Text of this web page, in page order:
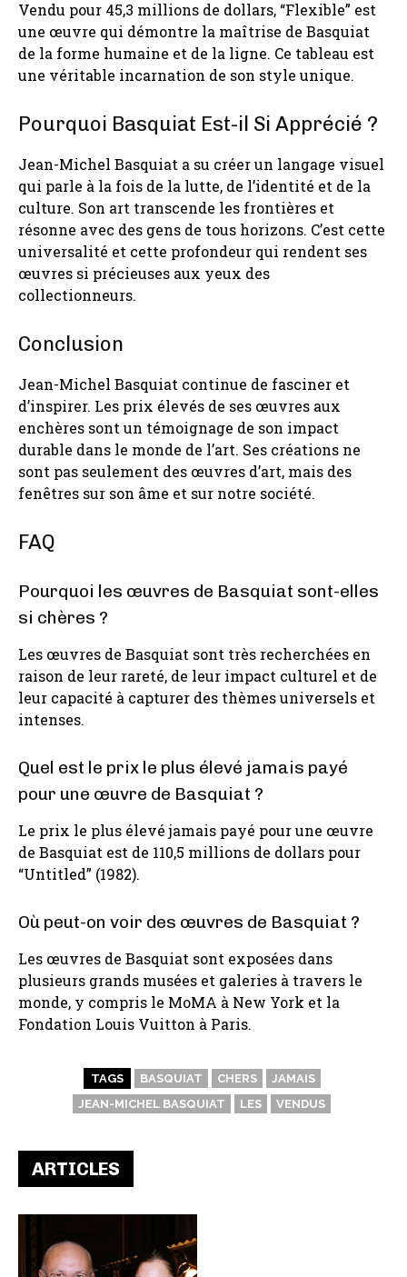
Vendu pour 45,3 millions de dollars, “Flexible” est
une œuvre qui démontre la maîtrise de Basquiat
de la forme humaine et de la ligne. Ce tableau est
une véritable incarnation de son style unique.
Pourquoi Basquiat Est-il Si Apprécié ?
Jean-Michel Basquiat a su créer un langage visuel
qui parle à la fois de la lutte, de l’identité et de la
culture. Son art transcende les frontières et
résonne avec des gens de tous horizons. C’est cette
universalité et cette profondeur qui rendent ses
œuvres si précieuses aux yeux des
collectionneurs.
Conclusion
Jean-Michel Basquiat continue de fasciner et
d’inspirer. Les prix élevés de ses œuvres aux
enchères sont un témoignage de son impact
durable dans le monde de l’art. Ses créations ne
sont pas seulement des œuvres d’art, mais des
fenêtres sur son âme et sur notre société.
FAQ
Pourquoi les œuvres de Basquiat sont-elles
si chères ?
Les œuvres de Basquiat sont très recherchées en
raison de leur rareté, de leur impact culturel et de
leur capacité à capturer des thèmes universels et
intenses.
Quel est le prix le plus élevé jamais payé
pour une œuvre de Basquiat ?
Le prix le plus élevé jamais payé pour une œuvre
de Basquiat est de 110,5 millions de dollars pour
“Untitled” (1982).
Où peut-on voir des œuvres de Basquiat ?
Les œuvres de Basquiat sont exposées dans
plusieurs grands musées et galeries à travers le
monde, y compris le MoMA à New York et la
Fondation Louis Vuitton à Paris.
TAGS BASQUIAT CHERS
JAMAIS
JEAN-MICHEL BASQUIAT
LES VENDUS
ARTICLES